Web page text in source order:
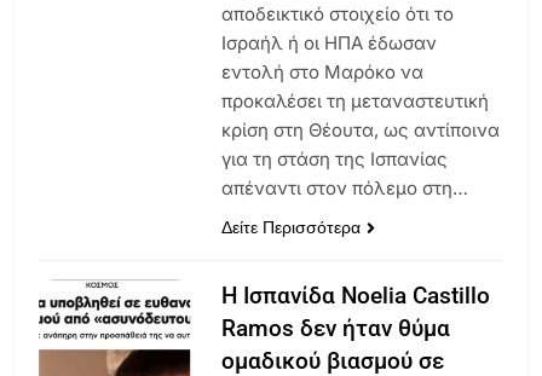
αποδεικτικό στοιχείο ότι το
Ισραήλ ή οι ΗΠΑ έδωσαν
εντολή στο Μαρόκο να
προκαλέσει τη μεταναστευτική
κρίση στη Θέουτα, ως αντίποινα
για τη στάση της Ισπανίας
απέναντι στον πόλεμο στη…
Δείτε Περισσότερα
Η Ισπανίδα Noelia Castillo
Ramos δεν ήταν θύμα
ομαδικού βιασμού σε